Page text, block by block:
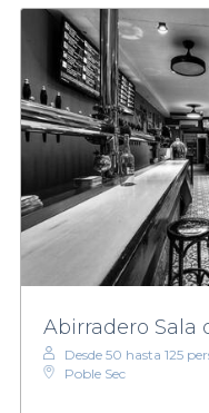
Abirradero Sala
Desde 50 hasta 125
Poble Sec